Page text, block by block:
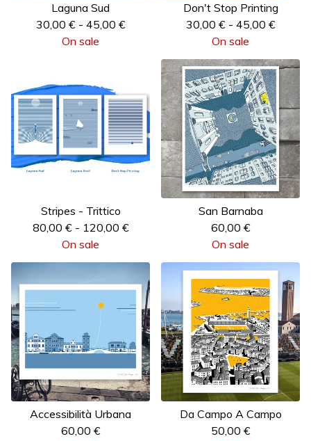
Laguna Sud
30,00 €- 45,00 €
On sale
Don't Stop Printing
30,00 €- 45,00 €
On sale
Stripes - Trittico
80,00 €- 120,00 €
On sale
San Barnaba
60,00 €
On sale
Accessibilità Urbana
60,00 €
Da Campo A Campo
50,00 €